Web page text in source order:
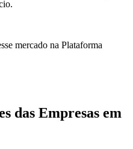
mercado na Plataforma
das Empresas em